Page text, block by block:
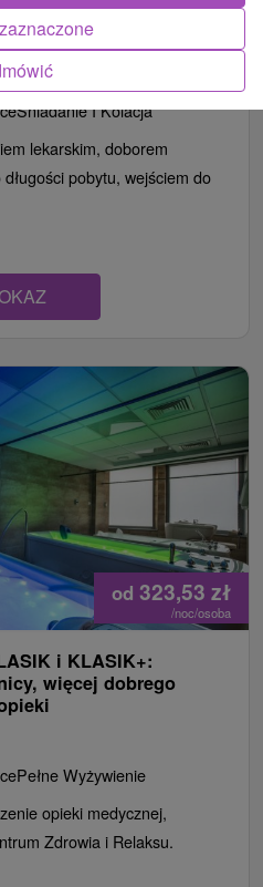
relaks ciała i
samopoczucia
Śniadanie I Kolacja
lekarskim, doborem
pobytu, wejściem do
od 323,53 zł
/noc/osoba
i KLASIK+:
więcej dobrego
Pełne Wyżywienie
opieki medycznej,
Zdrowia i Relaksu.